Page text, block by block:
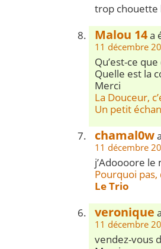
trop chouette
Malou 14a
11 décembre
Qu’est-ce
Quelle est la
Merci
La Douceur,
Un petit
chamal0w
11 décembre
j’Adoooore
Pourquoi
Le Trio
veronique
11 décembre
vendez-vous